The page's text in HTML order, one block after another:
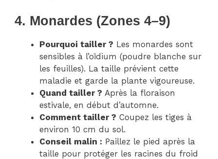
4. Monardes (Zones 4–9)
Pourquoi tailler ? Les monardes sont
sensibles à l’oïdium (poudre blanche sur
les feuilles). La taille prévient cette
maladie et garde la plante vigoureuse.
Quand tailler ? Après la floraison
estivale, en début d’automne.
Comment tailler ? Coupez les tiges à
environ 10 cm du sol.
Conseil malin : Paillez le pied après la
taille pour protéger les racines du froid